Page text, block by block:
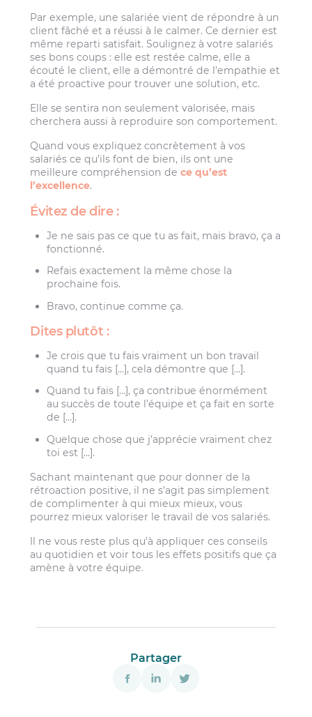
Par exemple, une salariée vient de répondre à un
client fâché et a réussi à le calmer. Ce dernier est
même reparti satisfait. Soulignez à votre salariés
ses bons coups : elle est restée calme, elle a
écouté le client, elle a démontré de l’empathie et
a été proactive pour trouver une solution, etc.
Elle se sentira non seulement valorisée, mais
cherchera aussi à reproduire son comportement.
Quand vous expliquez concrètement à vos
salariés ce qu’ils font de bien, ils ont une
meilleure compréhension dece qu’est
l’excellence.
Évitez de dire :
Je ne sais pas ce que tu as fait, mais bravo, ça a
fonctionné.
Refais exactement la même chose la
prochaine fois.
Bravo, continue comme ça.
Dites plutôt :
Je crois que tu fais vraiment un bon travail
quand tu fais […], cela démontre que […].
Quand tu fais […], ça contribue énormément
au succès de toute l’équipe et ça fait en sorte
de […].
Quelque chose que j’apprécie vraiment chez
toi est […].
Sachant maintenant que pour donner de la
rétroaction positive, il ne s’agit pas simplement
de complimenter à qui mieux mieux, vous
pourrez mieux valoriser le travail de vos salariés.
Il ne vous reste plus qu’à appliquer ces conseils
au quotidien et voir tous les effets positifs que ça
amène à votre équipe.
Partager